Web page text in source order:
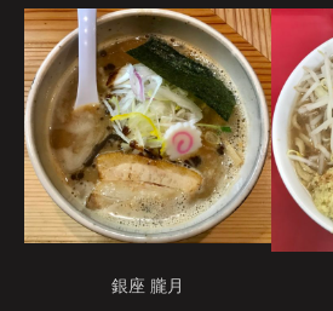
銀座 朧月